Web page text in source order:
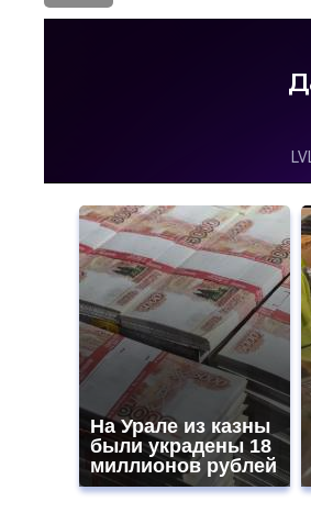
На Урале из казны
были украдены 18
миллионов рублей